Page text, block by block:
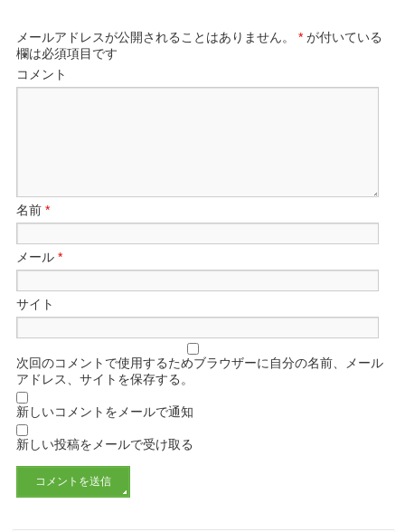
メールアドレスが公開されることはありません。 * が付いている
欄は必須項目です
コメント
名前*
メール*
サイト
次回のコメントで使用するためブラウザーに自分の名前、メール
アドレス、サイトを保存する。
新しいコメントをメールで通知
新しい投稿をメールで受け取る